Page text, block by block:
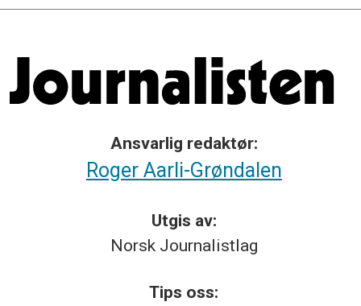
Ansvarlig redaktør:
Roger Aarli-Grøndalen
Utgis av:
Norsk Journalistlag
Tips oss: